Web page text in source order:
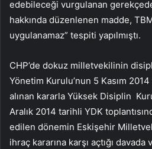
edebileceği vurgulanan
hakkında düzenlenen madde,
uygulanamaz” tespiti yapılmıştı.
CHP’de dokuz milletvekilinin
Yönetim Kurulu’nun 5 Kasım
alınan kararla Yüksek Disiplin
Aralık 2014 tarihli YDK
edilen dönemin Eskişehir
ihraç kararına karşı açtığı davada